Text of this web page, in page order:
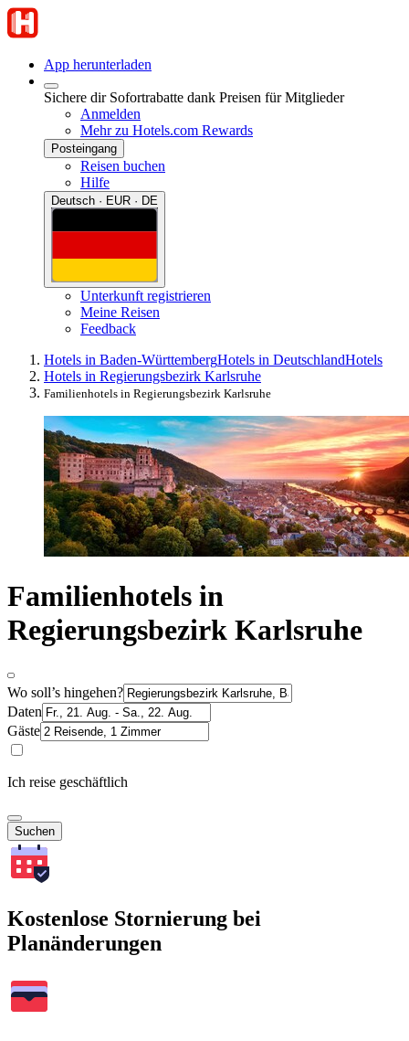
App herunterladen
Sichere dir Sofortrabatte dank Preisen für Mitglieder
Anmelden
Mehr zu Hotels.com Rewards
Posteingang
Reisen buchen
Hilfe
Deutsch · EUR · DE
Unterkunft registrieren
Meine Reisen
Feedback
Hotels in Baden-WürttembergHotels in DeutschlandHotels
Hotels in Regierungsbezirk Karlsruhe
Familienhotels in Regierungsbezirk Karlsruhe
Familienhotels in
Regierungsbezirk Karlsruhe
Wo soll’s hingehen?
Daten
Gäste
Ich reise geschäftlich
Suchen
Kostenlose Stornierung bei
Planänderungen